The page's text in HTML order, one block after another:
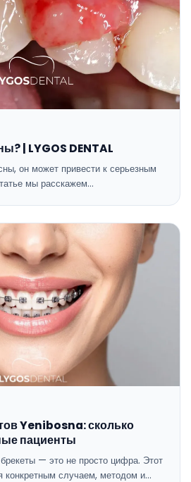
| LYGOS DENTAL
он может привести к серьезным
мы расскажем…
Yenibosna: сколько
пациенты
— это не просто цифра. Этот
конкретным случаем, методом и…